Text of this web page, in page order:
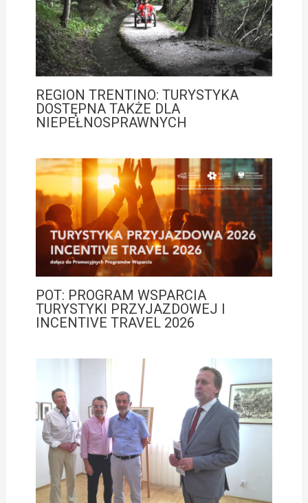
REGION TRENTINO: TURYSTYKA
DOSTĘPNA TAKŻE DLA
NIEPEŁNOSPRAWNYCH
POT: PROGRAM WSPARCIA
TURYSTYKI PRZYJAZDOWEJ I
INCENTIVE TRAVEL 2026